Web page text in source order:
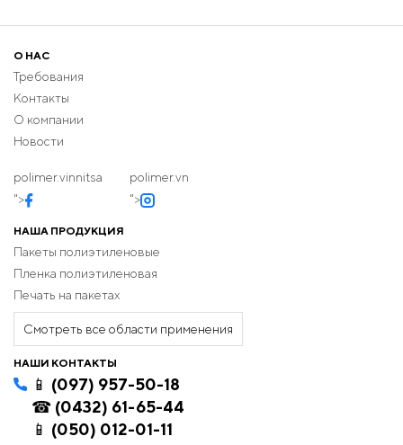
О НАС
Требования
Контакты
О компании
Новости
polimer.vinnitsa
">
polimer.vn
">
НАША ПРОДУКЦИЯ
Пакеты полиэтиленовые
Пленка полиэтиленовая
Печать на пакетах
Смотреть все области применения
НАШИ КОНТАКТЫ
📱 (097) 957-50-18
☎ (0432) 61-65-44
📱 (050) 012-01-11